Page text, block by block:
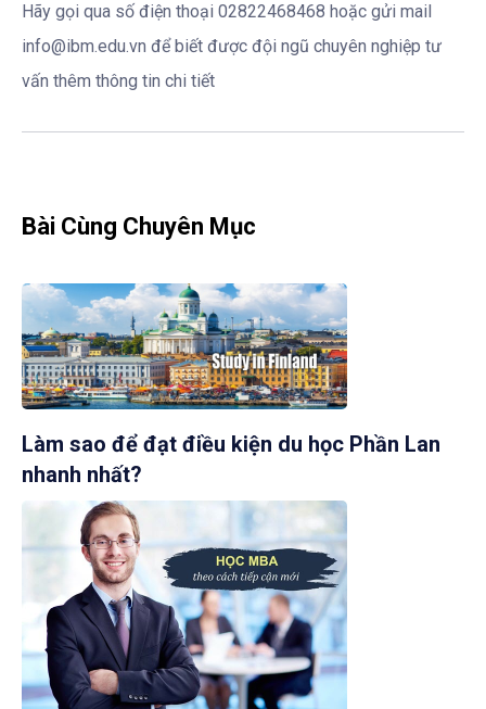
Hãy gọi qua số điện thoại 02822468468 hoặc gửi mail
info@ibm.edu.vn để biết được đội ngũ chuyên nghiệp tư
vấn thêm thông tin chi tiết
Bài Cùng Chuyên Mục
Làm sao để đạt điều kiện du học Phần Lan
nhanh nhất?